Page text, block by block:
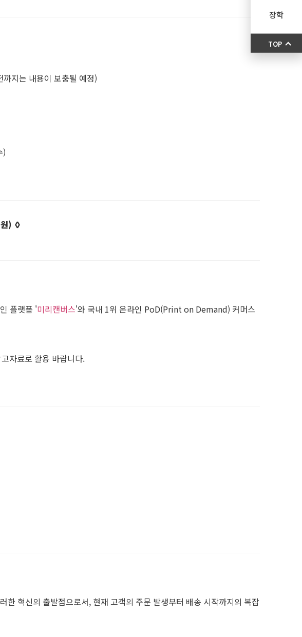
지는 내용이 보충될 예정)
원) ◊
플랫폼 '미리캔버스'와 국내 1위 온라인 PoD(Print on Demand) 커머스
자료로 활용 바랍니다.
혁신의 출발점으로서, 현재 고객의 주문 발생부터 배송 시작까지의 복잡
장학
TOP